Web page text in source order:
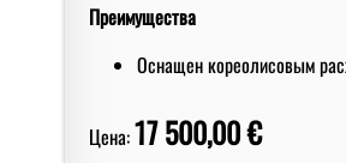
Преимущества
Оснащен кореолисовым
Цена:17 500,00 €